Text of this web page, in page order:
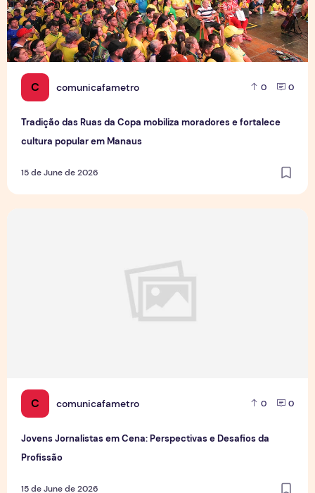
C comunicafametro 0 0
Tradição das Ruas da Copa mobiliza moradores e fortalece
cultura popular em Manaus
15 de June de 2026
C comunicafametro 0 0
Jovens Jornalistas em Cena: Perspectivas e Desafios da
Profissão
15 de June de 2026